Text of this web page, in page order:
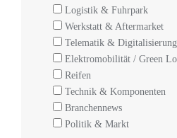
Logistik & Fuhrpark
Werkstatt & Aftermarket
Telematik & Digitalisierung
Elektromobilität / Green
Reifen
Technik & Komponenten
Branchennews
Politik & Markt